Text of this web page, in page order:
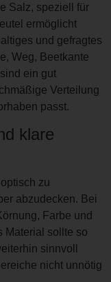
Salz, speziell für
ermöglicht
und gefragtes
Weg, Beetkante
ein gut
Verteilung
passt.
klare
zu
abzudecken. Bei
Farbe und
Material sollte so
sinnvoll
nicht unnötig